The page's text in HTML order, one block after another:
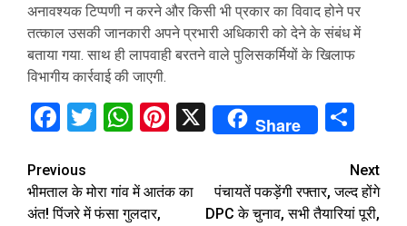
अनावश्यक टिप्पणी न करने और किसी भी प्रकार का विवाद होने पर
तत्काल उसकी जानकारी अपने प्रभारी अधिकारी को देने के संबंध में
बताया गया. साथ ही लापवाही बरतने वाले पुलिसकर्मियों के खिलाफ
विभागीय कार्रवाई की जाएगी.
Facebook
Twitter
WhatsApp
Pinterest
X Share
Continue
Reading
Previous
भीमताल के मोरा गांव में आतंक का
अंत! पिंजरे में फंसा गुलदार,
Next
पंचायतें पकड़ेंगी रफ्तार, जल्द होंगे
DPC के चुनाव, सभी तैयारियां पूरी,